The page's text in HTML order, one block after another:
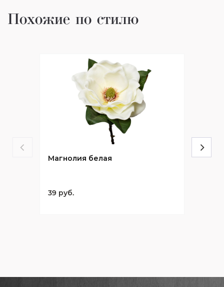
Похожие по стилю
Магнолия белая
39 руб.